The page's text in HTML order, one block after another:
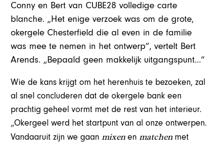
Conny en Bert van CUBE28 volledige carte
blanche. „Het enige verzoek was om de grote,
okergele Chesterfield die al even in de familie
was mee te nemen in het ontwerp”, vertelt Bert
Arends. „Bepaald geen makkelijk uitgangspunt…”
Wie de kans krijgt om het herenhuis te bezoeken, zal
al snel concluderen dat de okergele bank een
prachtig geheel vormt met de rest van het interieur.
„Okergeel werd het startpunt van al onze ontwerpen.
Vandaaruit zijn we gaanmixenenmatchen met